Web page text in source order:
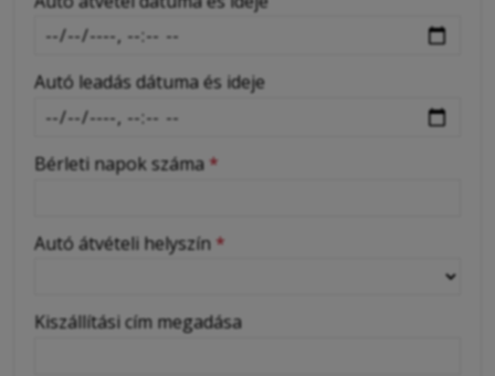
Autó leadás dátuma és ideje
Bérleti napok száma *
Autó átvételi helyszín *
Kiszállítási cím megadása